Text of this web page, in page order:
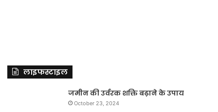
लाइफस्टाइल
जमीन की उर्वरक शक्ति बढ़ाने के उपाय
October 23, 2024